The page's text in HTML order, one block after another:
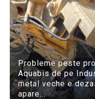
Probleme peste
Aquabis de pe
metal veche e
apare...